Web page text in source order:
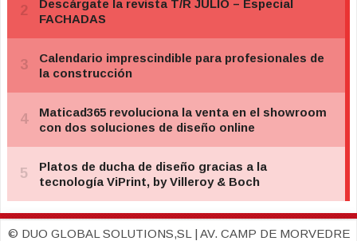
© DUO GLOBAL SOLUTIONS,SL | AV. CAMP DE MORVEDRE